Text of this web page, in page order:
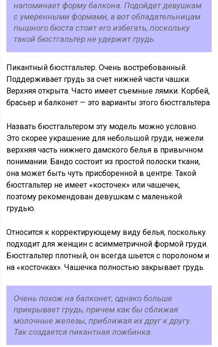
напоминает форму балкона. Подойдет девушкам
с умеренными формами, а вот обладательницам
пышного бюста стоит его избегать, поскольку
такой бюстгальтер не удержит грудь.
Пикантный бюстгальтер. Очень востребованный.
Поддерживает грудь за счет нижней части чашки.
Верхняя открыта. Часто имеет съемные лямки. Корбей,
брасьер и балконет — это варианты этого бюстгальтера.
Назвать бюстгальтером эту модель можно условно.
Это скорее украшение для небольшой груди, нежели
верхняя часть нижнего дамского белья в привычном
понимании. Бандо состоит из простой полоски ткани,
она может быть чуть присборенной в центре. Такой
бюстгальтер не имеет «косточек» или чашечек,
поэтому рекомендован девушкам с маленькой
грудью.
Относится к корректирующему виду белья, поскольку
подходит для женщин с асимметричной формой груди.
Бюстгальтер плотный, он всегда шьется с поролоном и
на «косточках». Чашечка полностью закрывает грудь.
Очень похож на балконет, однако больше
прикрывает грудь, причем как бы сближая
молочные железы, приближая их друг к другу.
Так создается пикантная ложбинка.